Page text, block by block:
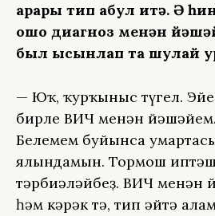
ҡарары тип ҡабул итә. Ә
ошо диагноз менән
был ысынлап та шулай
— Юҡ, ҡурҡыныс түгел.
бирле ВИЧ менән
Белемем буйынса
ялындамын. Тормош
тәрбиәләйбеҙ. ВИЧ менән
һәм кәрәк тә, тип әйтә